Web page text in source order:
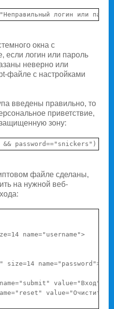
окна с
если логин или пароль
неверно или
файле с настройками
введены правильно, то
приветствие,
зону:
файле сделаны,
на нужной веб-
name="username">
name="password">
value="Вход"
value="Очистить">